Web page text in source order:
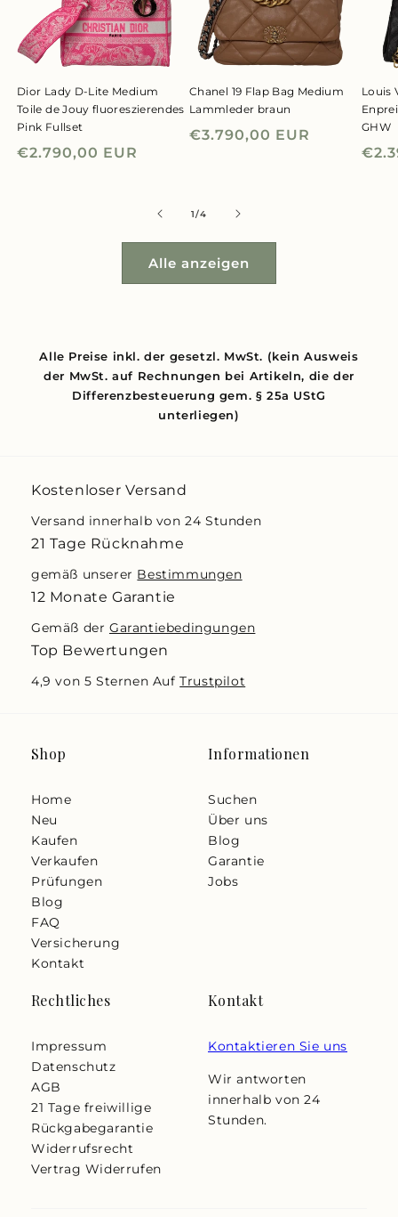
Dior Lady D-Lite Medium
Toile de Jouy fluoreszierendes
Pink Fullset
Normaler
€2.790,00 EUR
Chanel 19 Flap Bag Medium
Lammleder braun
Normaler
€3.790,00 EUR
Louis
GHW
1/von
4
Alle anzeigen
Alle Preise inkl. der gesetzl. MwSt. (kein Ausweis
der MwSt. auf Rechnungen bei Artikeln, die der
Differenzbesteuerung gem. § 25a UStG
unterliegen)
Kostenloser Versand
Versand innerhalb von 24 Stunden
21 Tage Rücknahme
gemäß unserer Bestimmungen
12 Monate Garantie
Gemäß der Garantiebedingungen
Top Bewertungen
4,9 von 5 Sternen AufTrustpilot
Shop
Home
Neu
Kaufen
Verkaufen
Prüfungen
Blog
FAQ
Versicherung
Kontakt
Informationen
Suchen
Über uns
Blog
Garantie
Jobs
Rechtliches
Impressum
Datenschutz
AGB
21 Tage freiwillige
Rückgabegarantie
Widerrufsrecht
Vertrag Widerrufen
Kontakt
Kontaktieren Sie uns
Wir antworten
innerhalb von 24
Stunden.